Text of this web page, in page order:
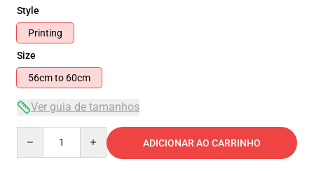
Style
Printing
Size
56cm to 60cm
Ver guia de tamanhos
ADICIONAR AO CARRINHO